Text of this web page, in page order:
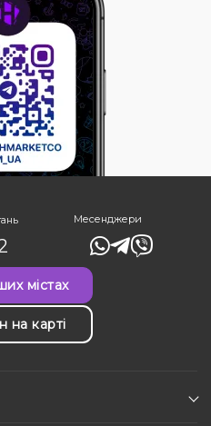
Месенджери
містах
на карті